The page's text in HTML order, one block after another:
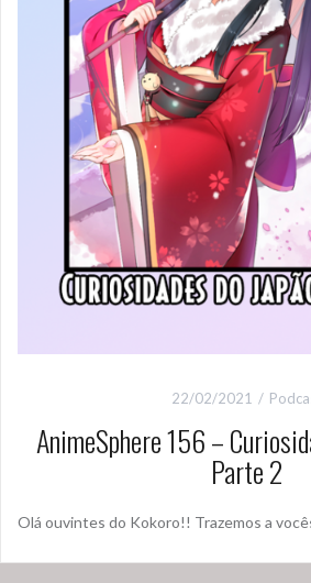
22/02/2021
AnimeSphere 156 –
Parte 2
Olá ouvintes do Kokoro!! Trazemos a